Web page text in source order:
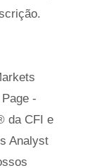
-
da CFI e
Analyst